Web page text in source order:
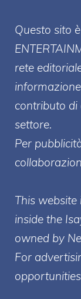
Questo sito
ENTERT
rete
contributo di
settore.
Per
This website
inside the
owned by
For